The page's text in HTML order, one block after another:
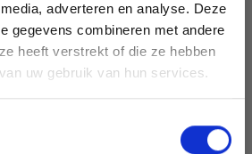
adverteren en analyse. Deze
gegevens combineren met andere
heeft verstrekt of die ze hebben
uw gebruik van hun services.
jusqu'à 50 %
à connaître nos soldes et